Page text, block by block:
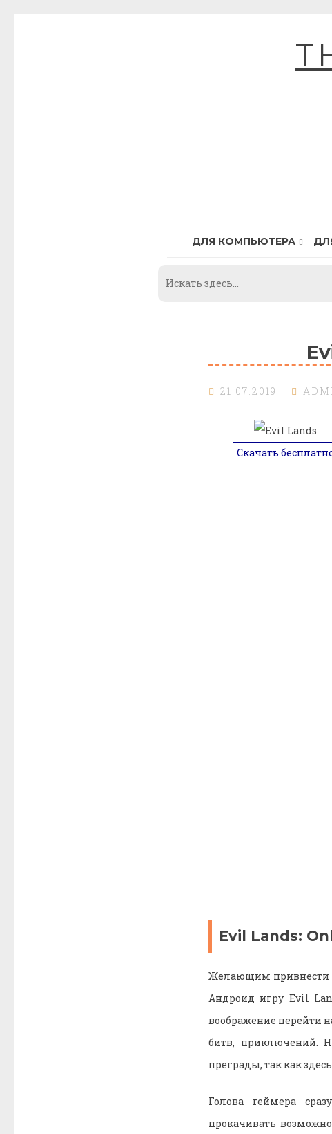
ДЛЯ КОМПЬЮТЕРА
21.07.2019
Скачать
Evil Lands:
Желающим привнести
Андроид игру Evil
воображение перейти
битв, приключений.
преграды, так как
Голова геймера
прокачивать